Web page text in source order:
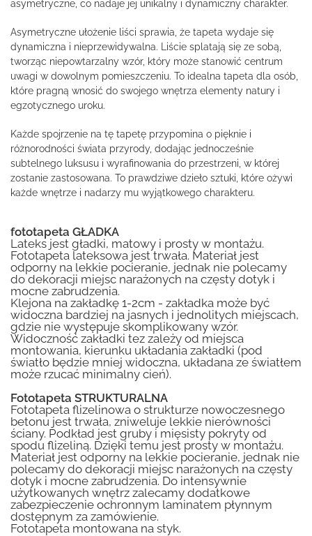
asymetryczne, co nadaje jej unikalny i dynamiczny charakter.
Asymetryczne ułożenie liści sprawia, że tapeta wydaje się
dynamiczna i nieprzewidywalna. Liście splatają się ze sobą,
tworząc niepowtarzalny wzór, który może stanowić centrum
uwagi w dowolnym pomieszczeniu. To idealna tapeta dla osób,
które pragną wnosić do swojego wnętrza elementy natury i
egzotycznego uroku.
Każde spojrzenie na tę tapetę przypomina o pięknie i
różnorodności świata przyrody, dodając jednocześnie
subtelnego luksusu i wyrafinowania do przestrzeni, w której
zostanie zastosowana. To prawdziwe dzieło sztuki, które ożywi
każde wnętrze i nadarzy mu wyjątkowego charakteru.
fototapeta GŁADKA
Lateks jest gładki, matowy i prosty w montażu.
Fototapeta lateksowa jest trwała. Materiał jest
odporny na lekkie pocieranie, jednak nie polecamy
do dekoracji miejsc narażonych na częsty dotyk i
mocne zabrudzenia.
Klejona na zakładkę 1-2cm - zakładka może być
widoczna bardziej na jasnych i jednolitych miejscach,
gdzie nie występuje skomplikowany wzór.
Widoczność zakładki tez zależy od miejsca
montowania, kierunku układania zakładki (pod
światło będzie mniej widoczna, układana ze światłem
może rzucać minimalny cień).
Fototapeta STRUKTURALNA
Fototapeta flizelinowa o strukturze nowoczesnego
betonu jest trwała, zniweluje lekkie nierówności
ściany. Podkład jest gruby i mięsisty pokryty od
spodu flizeliną. Dzięki temu jest prosty w montażu.
Materiał jest odporny na lekkie pocieranie, jednak nie
polecamy do dekoracji miejsc narażonych na częsty
dotyk i mocne zabrudzenia. Do intensywnie
użytkowanych wnętrz zalecamy dodatkowe
zabezpieczenie ochronnym laminatem płynnym
dostępnym za zamówienie.
Fototapeta montowana na styk.